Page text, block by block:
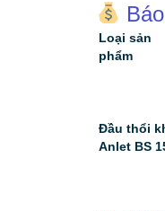
Loại sản
phẩm
Đầu thổi
Anlet BS